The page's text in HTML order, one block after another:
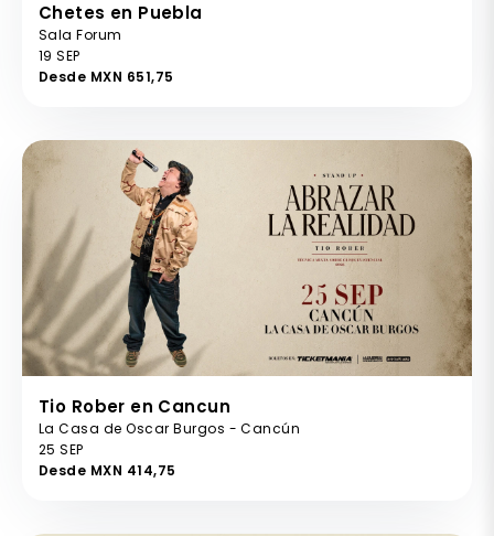
Chetes en Puebla
Sala Forum
19 SEP
Desde MXN 651,75
Tio Rober en Cancun
La Casa de Oscar Burgos - Cancún
25 SEP
Desde MXN 414,75